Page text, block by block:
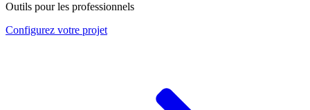
Outils pour les professionnels
Configurez votre projet